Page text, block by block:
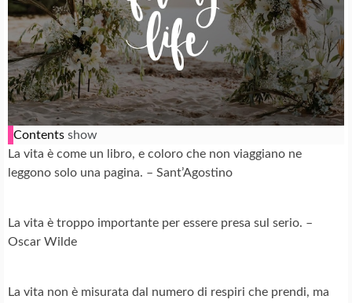
Contents show
La vita è come un libro, e coloro che non viaggiano ne
leggono solo una pagina. – Sant’Agostino
La vita è troppo importante per essere presa sul serio. –
Oscar Wilde
La vita non è misurata dal numero di respiri che prendi, ma